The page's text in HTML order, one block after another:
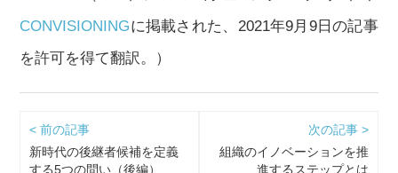
CONVISIONINGに掲載された、2021年9月9日の記事
を許可を得て翻訳。）
< 前の記事
新時代の後継者候補を定義
する5つの問い（後編）
次の記事 >
組織のイノベーションを推
進するステップとは